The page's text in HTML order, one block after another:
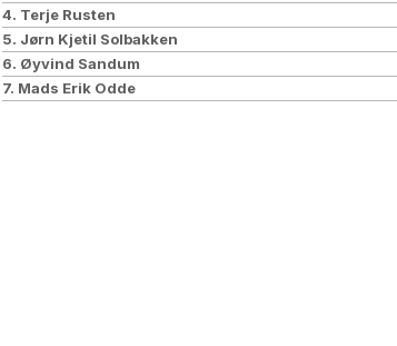
4. Terje Rusten
5. Jørn Kjetil Solbakken
6. Øyvind Sandum
7. Mads Erik Odde